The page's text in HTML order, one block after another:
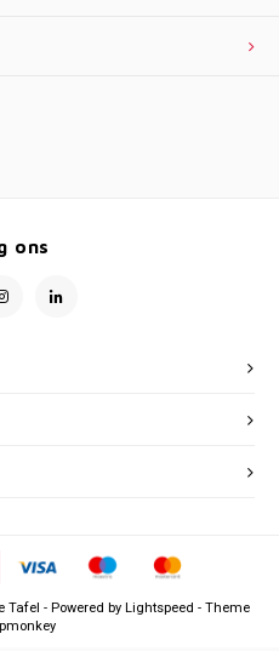
ons
Tafel - Powered byLightspeed - Theme